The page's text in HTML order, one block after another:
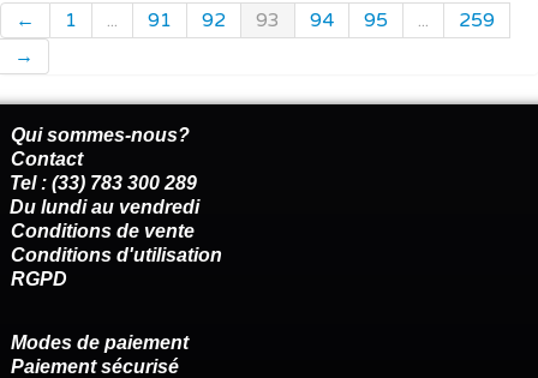
← 1 ... 91 92 93 94 95 ...
259
→
Qui sommes-nous?
Contact
Tel : (33) 783 300 289
Du lundi au vendredi
Conditions de vente
Conditions d'utilisation
RGPD
Modes de paiement
Paiement sécurisé